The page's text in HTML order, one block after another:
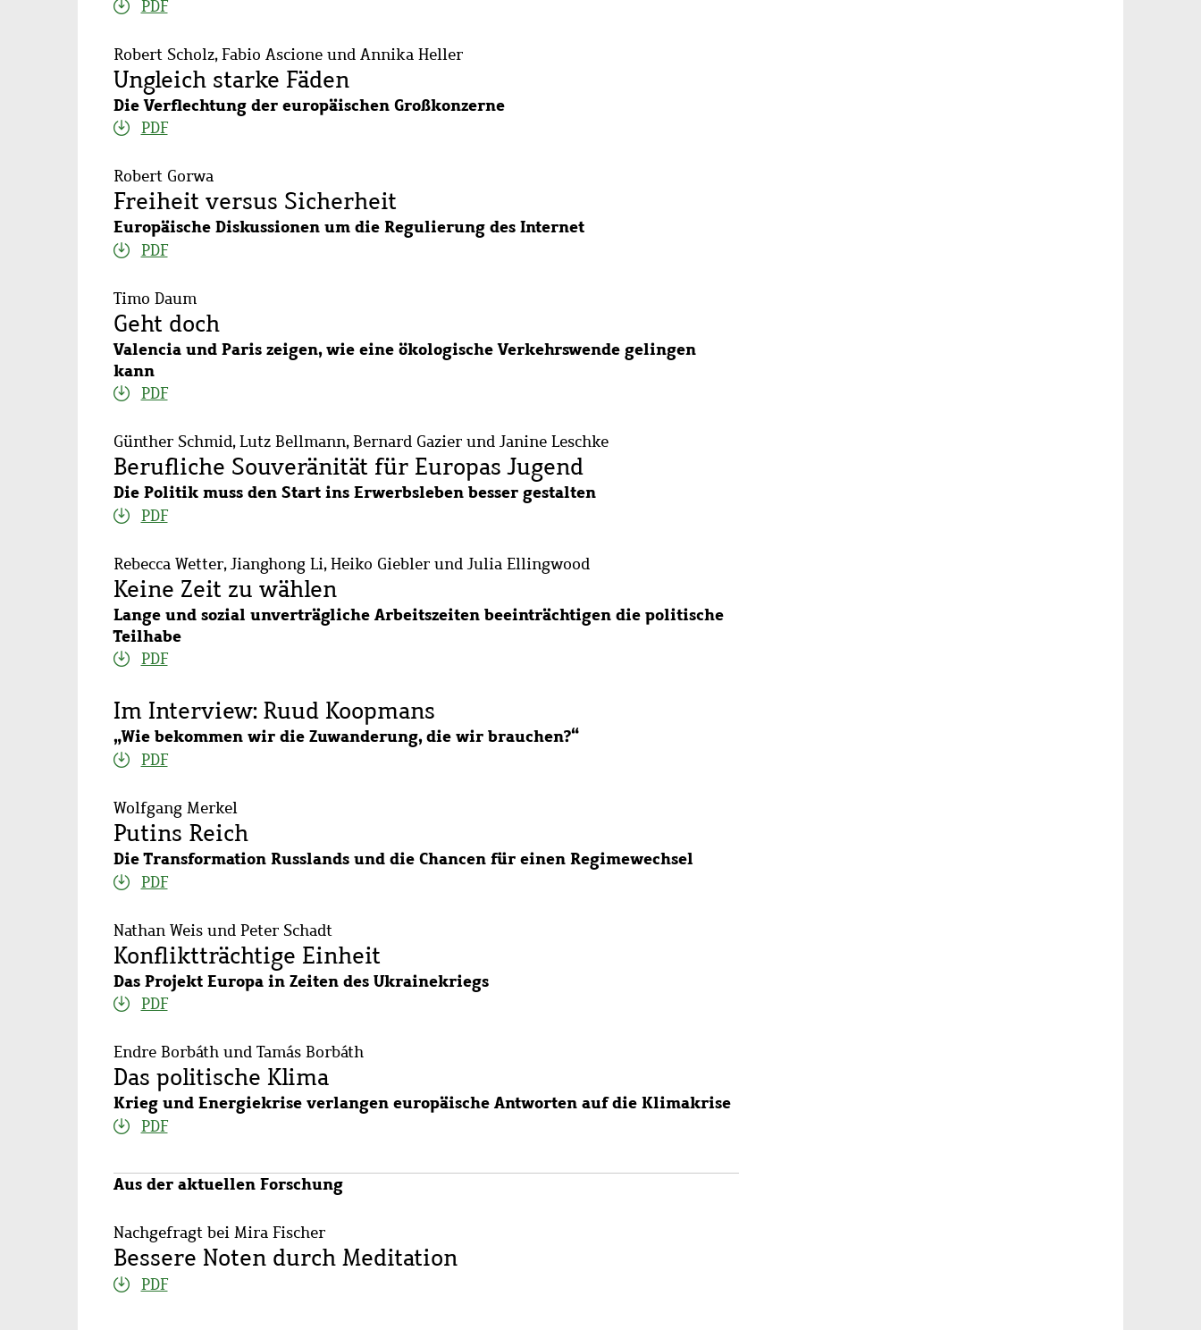
PDF
Robert Scholz, Fabio Ascione und Annika Heller
Ungleich starke Fäden
Die Verflechtung der europäischen Großkonzerne
PDF
Robert Gorwa
Freiheit versus Sicherheit
Europäische Diskussionen um die Regulierung des Internet
PDF
Timo Daum
Geht doch
Valencia und Paris zeigen, wie eine ökologische Verkehrswende gelingen
kann
PDF
Günther Schmid, Lutz Bellmann, Bernard Gazier und Janine Leschke
Berufliche Souveränität für Europas Jugend
Die Politik muss den Start ins Erwerbsleben besser gestalten
PDF
Rebecca Wetter, Jianghong Li, Heiko Giebler und Julia Ellingwood
Keine Zeit zu wählen
Lange und sozial unverträgliche Arbeitszeiten beeinträchtigen die politische
Teilhabe
PDF
Im Interview: Ruud Koopmans
„Wie bekommen wir die Zuwanderung, die wir brauchen?“
PDF
Wolfgang Merkel
Putins Reich
Die Transformation Russlands und die Chancen für einen Regimewechsel
PDF
Nathan Weis und Peter Schadt
Konfliktträchtige Einheit
Das Projekt Europa in Zeiten des Ukrainekriegs
PDF
Endre Borbáth und Tamás Borbáth
Das politische Klima
Krieg und Energiekrise verlangen europäische Antworten auf die Klimakrise
PDF
Aus der aktuellen Forschung
Nachgefragt bei Mira Fischer
Bessere Noten durch Meditation
PDF